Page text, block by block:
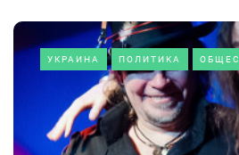
УКРАИНА ПОЛИТИКА